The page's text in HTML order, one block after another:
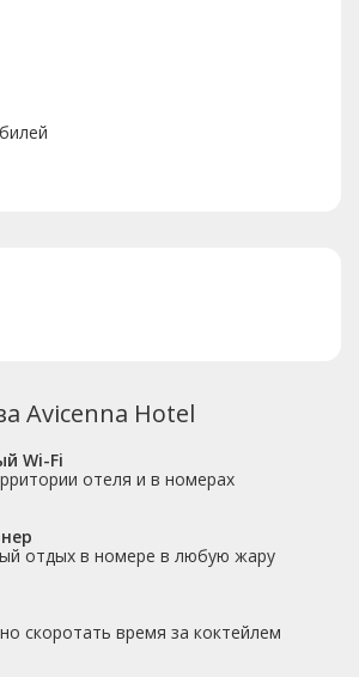
Avicenna Hotel
Wi-Fi
отеля и в номерах
отдых в номере в любую жару
скоротать время за коктейлем